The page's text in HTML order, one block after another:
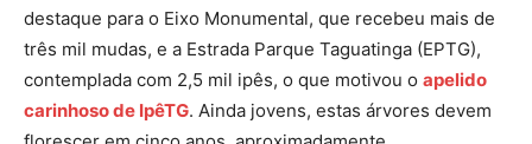
destaque para o Eixo Monumental, que recebeu mais de
três mil mudas, e a Estrada Parque Taguatinga (EPTG),
contemplada com 2,5 mil ipês, o que motivou o apelido
carinhoso de IpêTG. Ainda jovens, estas árvores devem